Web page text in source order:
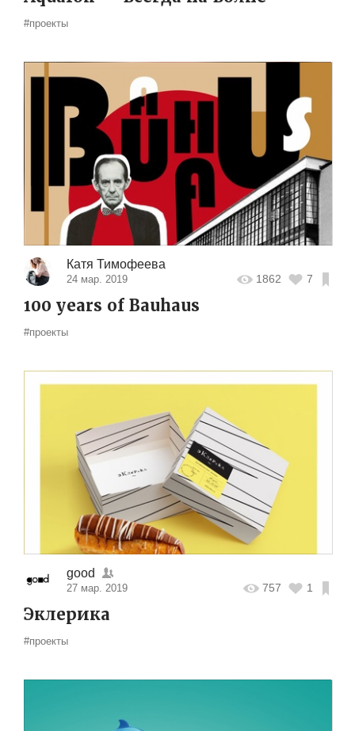
#проекты
Катя Тимофеева
24 мар. 2019 1862 7
100 years of Bauhaus
#проекты
good
27 мар. 2019 757 1
Эклерика
#проекты